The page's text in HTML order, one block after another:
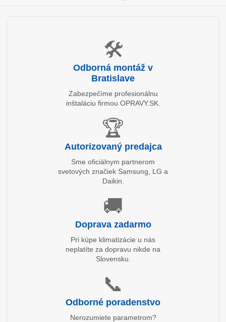
🛠️
Odborná montáž v
Bratislave
Zabezpečíme profesionálnu
inštaláciu firmou OPRAVY.SK.
🏆
Autorizovaný predajca
Sme oficiálnym partnerom
svetových značiek Samsung, LG a
Daikin.
🚚
Doprava zadarmo
Pri kúpe klimatizácie u nás
neplatíte za dopravu nikde na
Slovensku.
📞
Odborné poradenstvo
Nerozumiete parametrom?